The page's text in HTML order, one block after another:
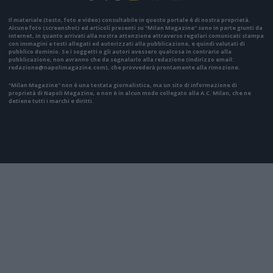
Il materiale (testo, foto e video) consultabile in questo portale è di nostra proprietà.
Alcune foto (screenshot) ed articoli presenti su "Milan Magazine" sono in parte giunti da
internet, in quanto arrivati alla nostra attenzione attraverso regolari comunicati stampa
con immagini e testi allegati ed autorizzati alla pubblicazione, e quindi valutati di
pubblico dominio. Se i soggetti o gli autori avessero qualcosa in contrario alla
pubblicazione, non avranno che da segnalarlo alla redazione (indirizzo email:
redazione@napolimagazine.com), che provvederà prontamente alla rimozione.
"Milan Magazine" non è una testata giornalistica, ma un sito di informazione di
proprietà di Napoli Magazine, e non è in alcun modo collegato alla A.C. Milan, che ne
detiene tutti i marchi e diritti.